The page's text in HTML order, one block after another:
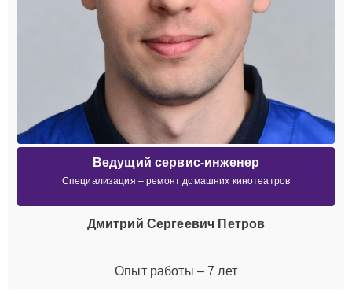
Ведущий сервис-инженер
Специализация – ремонт домашних кинотеатров
Дмитрий Сергеевич Петров
Опыт работы – 7 лет